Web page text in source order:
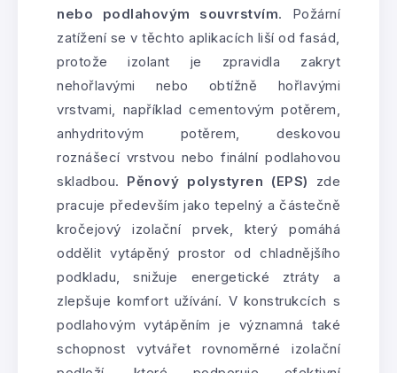
nebo podlahovým souvrstvím. Požární
zatížení se v těchto aplikacích liší od fasád,
protože izolant je zpravidla zakryt
nehořlavými nebo obtížně hořlavými
vrstvami, například cementovým potěrem,
anhydritovým potěrem, deskovou
roznášecí vrstvou nebo finální podlahovou
skladbou. Pěnový polystyren (EPS) zde
pracuje především jako tepelný a částečně
kročejový izolační prvek, který pomáhá
oddělit vytápěný prostor od chladnějšího
podkladu, snižuje energetické ztráty a
zlepšuje komfort užívání. V konstrukcích s
podlahovým vytápěním je významná také
schopnost vytvářet rovnoměrné izolační